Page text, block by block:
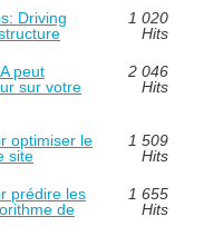
Driving
1 020
Hits
peut
sur votre
2 046
Hits
optimiser le
site
1 509
Hits
prédire les
de
1 655
Hits